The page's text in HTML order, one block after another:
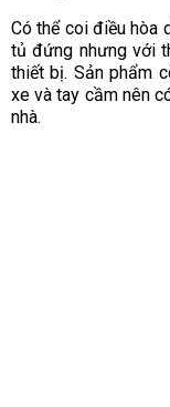
Có thể coi điều hòa
tủ đứng nhưng với
thiết bị. Sản phẩm
xe và tay cầm nên
nhà.